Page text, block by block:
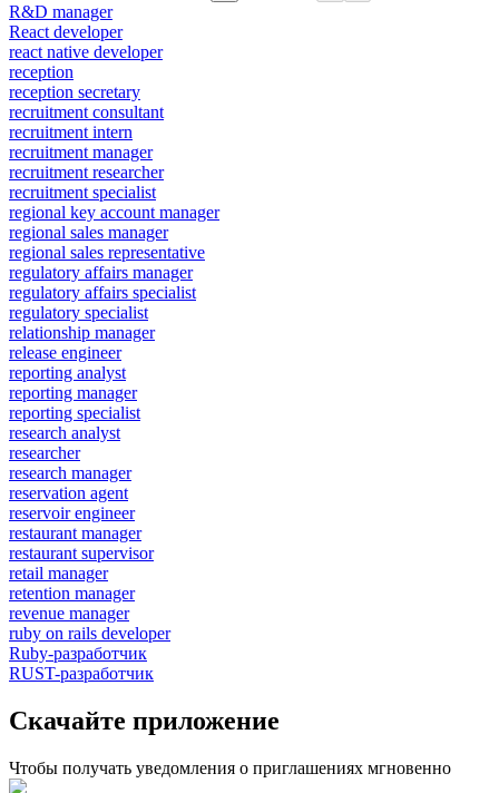
R&D manager
React developer
react native developer
reception
reception secretary
recruitment consultant
recruitment intern
recruitment manager
recruitment researcher
recruitment specialist
regional key account manager
regional sales manager
regional sales representative
regulatory affairs manager
regulatory affairs specialist
regulatory specialist
relationship manager
release engineer
reporting analyst
reporting manager
reporting specialist
research analyst
researcher
research manager
reservation agent
reservoir engineer
restaurant manager
restaurant supervisor
retail manager
retention manager
revenue manager
ruby on rails developer
Ruby-разработчик
RUST-разработчик
Скачайте приложение
Чтобы получать уведомления о приглашениях мгновенно